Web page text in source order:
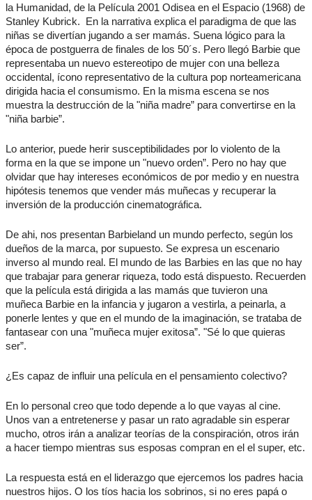
la Humanidad, de la Película 2001 Odisea en el Espacio (1968) de
Stanley Kubrick. En la narrativa explica el paradigma de que las
niñas se divertían jugando a ser mamás. Suena lógico para la
época de postguerra de finales de los 50´s. Pero llegó Barbie que
representaba un nuevo estereotipo de mujer con una belleza
occidental, ícono representativo de la cultura pop norteamericana
dirigida hacia el consumismo. En la misma escena se nos
muestra la destrucción de la "niña madre” para convertirse en la
"niña barbie”.
Lo anterior, puede herir susceptibilidades por lo violento de la
forma en la que se impone un "nuevo orden”. Pero no hay que
olvidar que hay intereses económicos de por medio y en nuestra
hipótesis tenemos que vender más muñecas y recuperar la
inversión de la producción cinematográfica.
De ahi, nos presentan Barbieland un mundo perfecto, según los
dueños de la marca, por supuesto. Se expresa un escenario
inverso al mundo real. El mundo de las Barbies en las que no hay
que trabajar para generar riqueza, todo está dispuesto. Recuerden
que la película está dirigida a las mamás que tuvieron una
muñeca Barbie en la infancia y jugaron a vestirla, a peinarla, a
ponerle lentes y que en el mundo de la imaginación, se trataba de
fantasear con una "muñeca mujer exitosa”. "Sé lo que quieras
ser”.
¿Es capaz de influir una película en el pensamiento colectivo?
En lo personal creo que todo depende a lo que vayas al cine.
Unos van a entretenerse y pasar un rato agradable sin esperar
mucho, otros irán a analizar teorías de la conspiración, otros irán
a hacer tiempo mientras sus esposas compran en el el super, etc.
La respuesta está en el liderazgo que ejercemos los padres hacia
nuestros hijos. O los tíos hacia los sobrinos, si no eres papá o